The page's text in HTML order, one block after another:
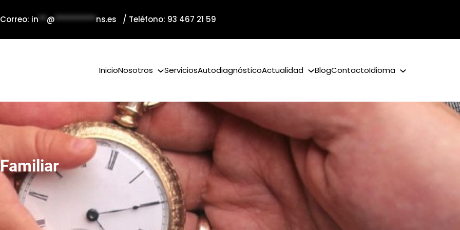
in**@**********ns.es / Teléfono: 93 467 21 59
InicioNosotros ServiciosAutodiagnósticoActualidad BlogContactoIdioma